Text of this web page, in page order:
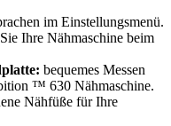
im Einstellungsmenü.
Ihre Nähmaschine beim
bequemes Messen
™ 630 Nähmaschine.
Nähfüße für Ihre